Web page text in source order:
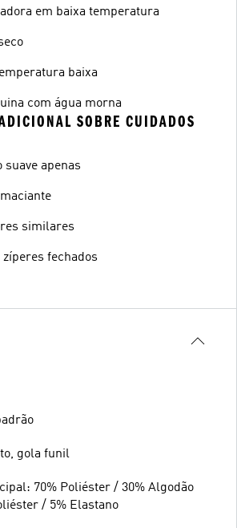
em baixa temperatura
baixa
com água morna
SOBRE CUIDADOS
suave apenas
similares
zíperes fechados
gola funil
70% Poliéster / 30% Algodão
/ 5% Elastano